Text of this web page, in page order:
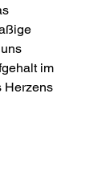
im
Herzens